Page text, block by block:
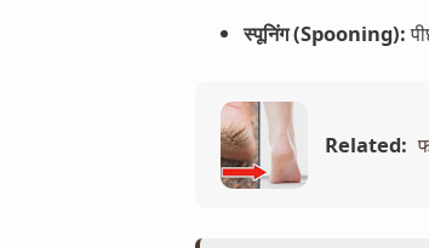
स्पूनिंग (Spooning):
Related: